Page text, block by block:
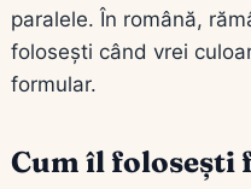
paralele. În română,
folosești când vrei
formular.
Cum îl folosești